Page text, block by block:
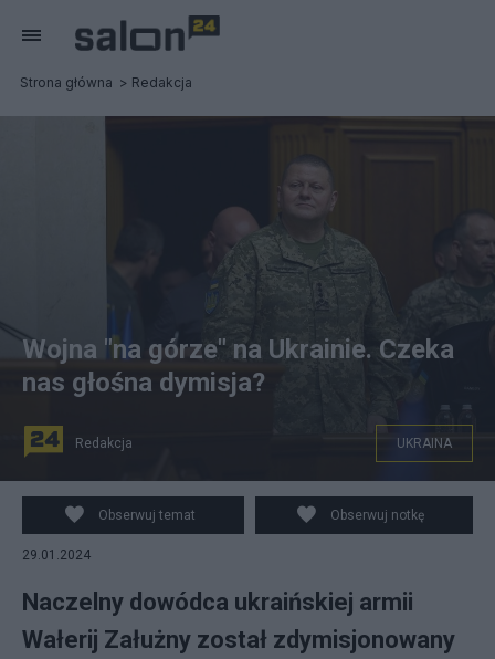
Strona główna Redakcja
Wojna "na górze" na Ukrainie. Czeka
nas głośna dymisja?
Redakcja UKRAINA
Obserwuj temat Obserwuj notkę
29.01.2024
Naczelny dowódca ukraińskiej armii
Wałerij Załużny został zdymisjonowany